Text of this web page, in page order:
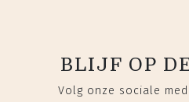
BLIJF OP
Volg onze sociale